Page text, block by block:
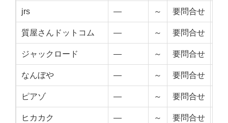
jrs — ～ 要問合せ
質屋さんドットコム — ～ 要問合せ
ジャックロード — ～ 要問合せ
なんぼや — ～ 要問合せ
ピアゾ — ～ 要問合せ
ヒカカク — ～ 要問合せ